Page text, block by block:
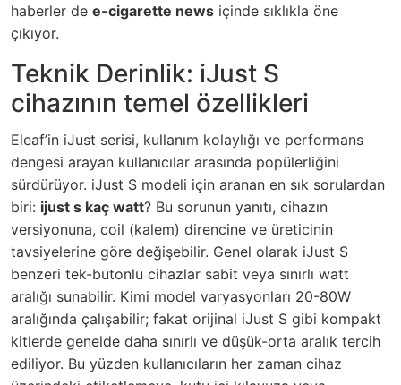
haberler de e-cigarette news içinde sıklıkla öne
çıkıyor.
Teknik Derinlik: iJust S
cihazının temel özellikleri
Eleaf’in iJust serisi, kullanım kolaylığı ve performans
dengesi arayan kullanıcılar arasında popülerliğini
sürdürüyor. iJust S modeli için aranan en sık sorulardan
biri: ijust s kaç watt? Bu sorunun yanıtı, cihazın
versiyonuna, coil (kalem) direncine ve üreticinin
tavsiyelerine göre değişebilir. Genel olarak iJust S
benzeri tek-butonlu cihazlar sabit veya sınırlı watt
aralığı sunabilir. Kimi model varyasyonları 20-80W
aralığında çalışabilir; fakat orijinal iJust S gibi kompakt
kitlerde genelde daha sınırlı ve düşük-orta aralık tercih
ediliyor. Bu yüzden kullanıcıların her zaman cihaz